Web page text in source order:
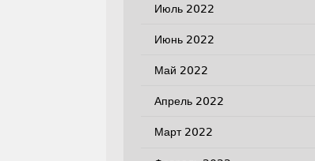
Июль 2022
Июнь 2022
Май 2022
Апрель 2022
Март 2022